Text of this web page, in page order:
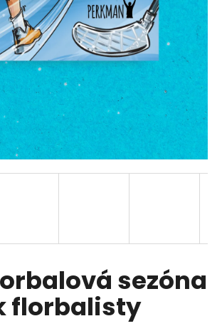
sezóna
florbalisty